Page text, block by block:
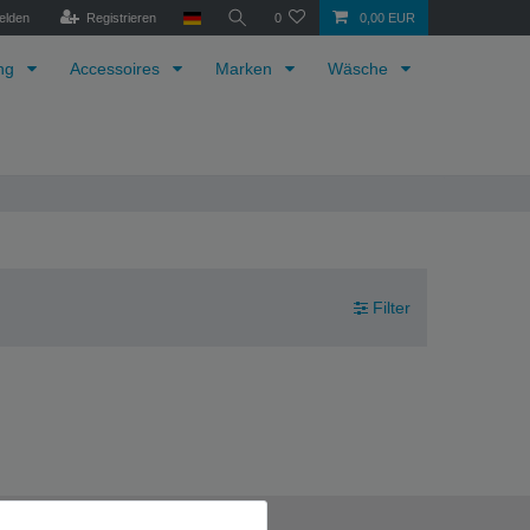
Registrieren 0 0,00 EUR
Accessoires Marken Wäsche
Filter